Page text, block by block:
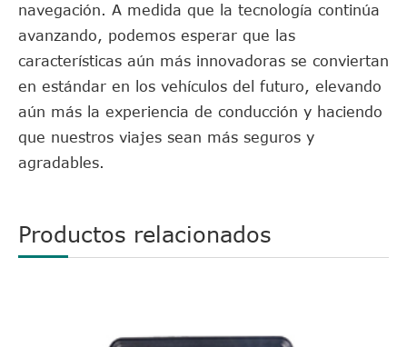
navegación. A medida que la tecnología continúa
avanzando, podemos esperar que las
características aún más innovadoras se conviertan
en estándar en los vehículos del futuro, elevando
aún más la experiencia de conducción y haciendo
que nuestros viajes sean más seguros y
agradables.
Productos relacionados